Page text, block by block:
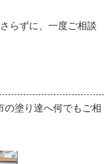
らずに、一度ご相談
の塗り達へ何でもご相